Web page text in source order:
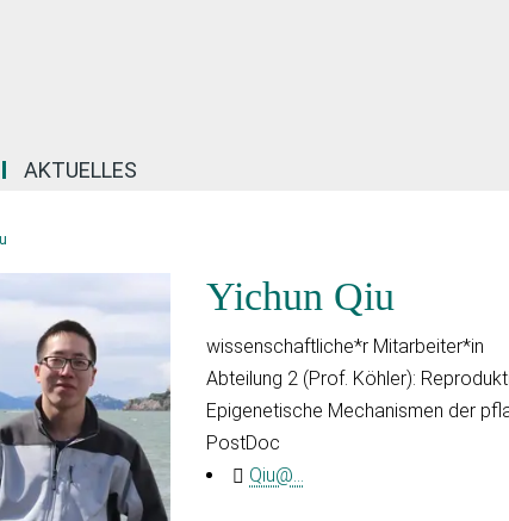
AKTUELLES
Yichun Qiu
wissenschaftliche*r Mitarbeiter*in
Abteilung 2 (Prof. Köhler):
Epigenetische Mechanismen der
PostDoc
Qiu@...